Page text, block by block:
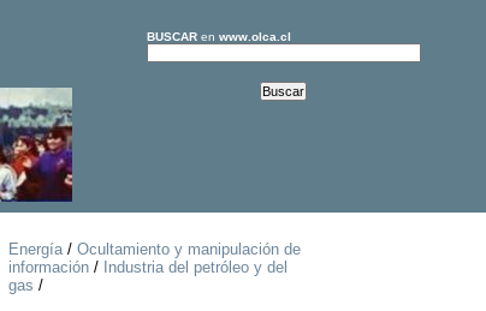
BUSCARen www.olca.cl
Energía/ Ocultamiento y manipulación de
información/ Industria del petróleo y del
gas /